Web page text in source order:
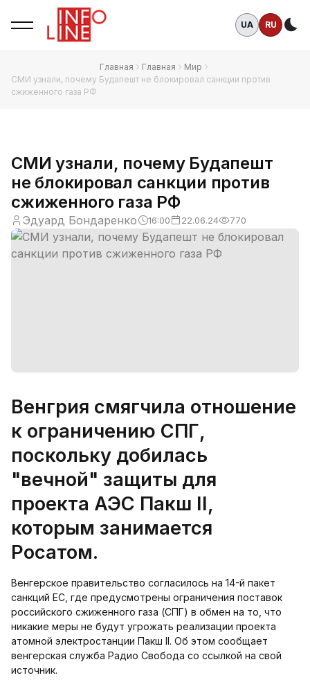
UA RU
Главная Главная
Мир
СМИ узнали, почему Будапешт не блокировал санкции против
сжиженного газа РФ
СМИ узнали, почему Будапешт
не блокировал санкции против
сжиженного газа РФ
Эдуард Бондаренко 16:00 22.06.24 770
Венгрия смягчила отношение
к ограничению СПГ,
поскольку добилась
"вечной" защиты для
проекта АЭС Пакш II,
которым занимается
Росатом.
Венгерское правительство согласилось на 14-й пакет
санкций ЕС, где предусмотрены ограничения поставок
российского сжиженного газа (СПГ) в обмен на то, что
никакие меры не будут угрожать реализации проекта
атомной электростанции Пакш II. Об этом сообщает
венгерская служба Радио Свобода со ссылкой на свой
источник.